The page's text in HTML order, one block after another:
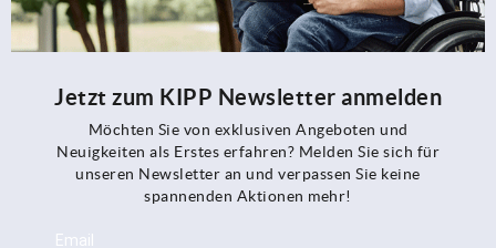
Jetzt zum KIPP Newsletter anmelden
Möchten Sie von exklusiven Angeboten und
Neuigkeiten als Erstes erfahren? Melden Sie sich für
unseren Newsletter an und verpassen Sie keine
spannenden Aktionen mehr!